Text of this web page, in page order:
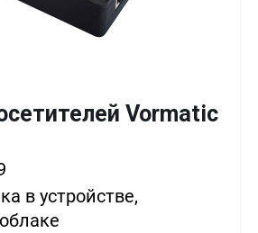
Vormatic
в устройстве,